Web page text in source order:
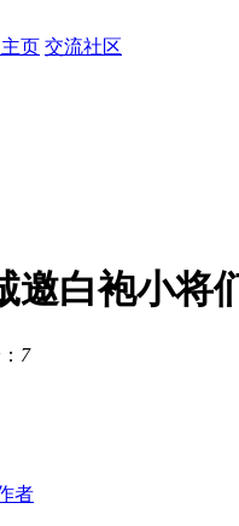
页 交流社区
邀白袍小将
7
者